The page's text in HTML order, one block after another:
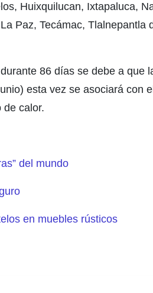
Huixquilucan, Ixtapaluca,
Paz, Tecámac, Tlalnepantla
86 días se debe a que
esta vez se asociará con
de calor.
del mundo
en muebles rústicos